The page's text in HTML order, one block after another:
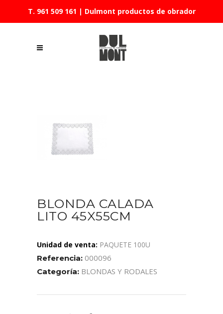
T. 961 509 161 | Dulmont productos de obrador
BLONDA CALADA
LITO 45X55CM
Unidad de venta: PAQUETE 100U
Referencia: 000096
Categoría: BLONDAS Y RODALES